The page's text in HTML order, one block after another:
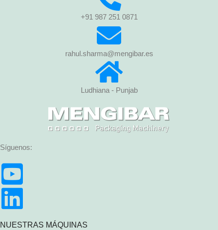
+91 987 251 0871
rahul.sharma@mengibar.es
Ludhiana - Punjab
Síguenos:
NUESTRAS MÁQUINAS